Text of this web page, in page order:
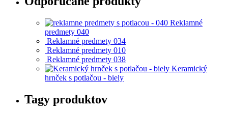
Reklamné
predmety 040
Reklamné predmety 034
Reklamné predmety 010
Reklamné predmety 038
Keramický
hrnček s potlačou - biely
Tagy produktov